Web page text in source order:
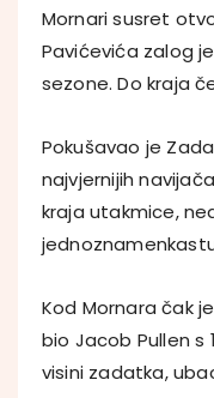
Mornari susret
Pavićevića zalog
sezone. Do kraja
Pokušavao je
najvjernijih
kraja utakmice,
Kod Mornara čak
bio Jacob Pullen s
visini zadatka,